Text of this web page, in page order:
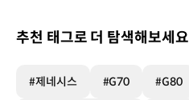
추천 태그로 더 탐색해보세요
#제네시스 #G70 #G80